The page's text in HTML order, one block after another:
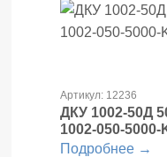
Артикул: 12236
ДКУ 1002-50Д
1002-050-5000-
Подробнее →